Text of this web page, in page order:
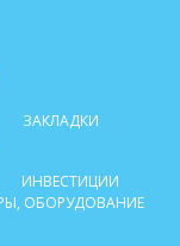
ЗАКЛАДКИ
ИНВЕСТИЦИИ
ОБОРУДОВАНИЕ